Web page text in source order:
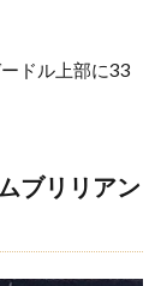
ドル上部に33
ブリリアン